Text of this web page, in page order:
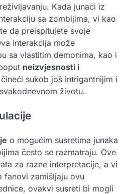
Kada junaci iz
sa zombijima, vi kao
da preispitujete svoje
interakcija može
sa vlastitim demonima, kao i
neizvjesnosti i
sukob još intrigantnijim i
životu.
o mogućim susretima junaka
često se razmatraju. Ove
za razne interpretacije, a vi
fanovi zamišljaju ovu
ovakvi susreti bi mogli